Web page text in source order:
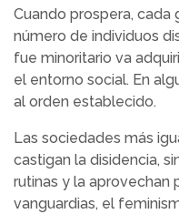
Cuando prospera, cada
número de individuos
fue minoritario va
el entorno social. En
al orden establecido.
Las sociedades más
castigan la disidencia,
rutinas y la aprovechan
vanguardias, el